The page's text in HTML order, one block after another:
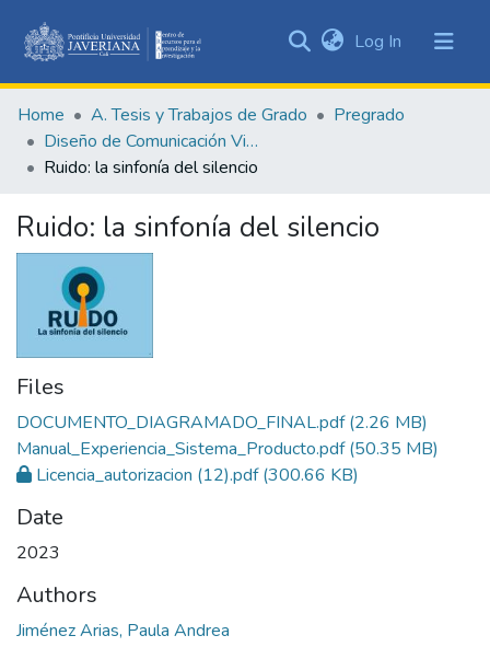
&
Collections
All of DSpace
Statistics
Log In (current)
Home A. Tesis y Trabajos de Grado
Pregrado
Diseño de Comunicación Visual
Ruido: la sinfonía del silencio
Ruido: la sinfonía del silencio
Files
DOCUMENTO_DIAGRAMADO_FINAL.pdf(2.26 MB)
Manual_Experiencia_Sistema_Producto.pdf(50.35 MB)
Licencia_autorizacion (12).pdf(300.66 KB)
Date
2023
Authors
Jiménez Arias, Paula Andrea